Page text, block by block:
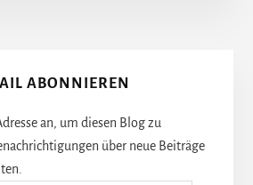
ABONNIEREN
an, um diesen Blog zu
über neue Beiträge